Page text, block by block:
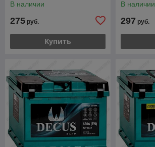
В наличии
275 руб.
Купить
В наличии
297 руб.